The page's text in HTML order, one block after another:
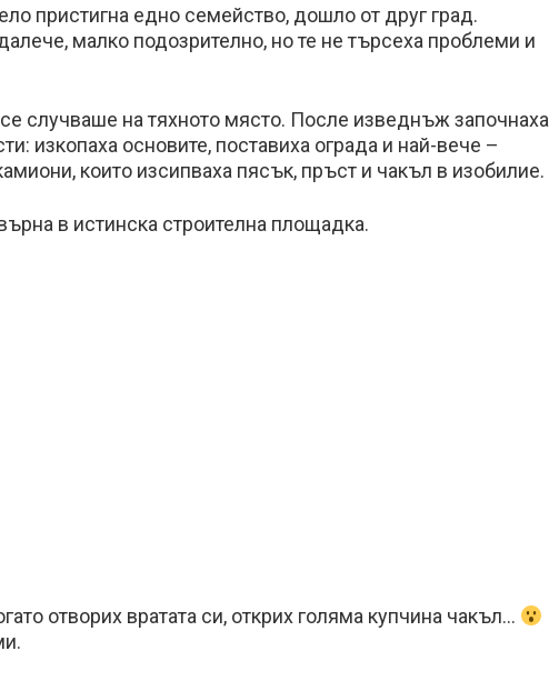
пристигна едно семейство, дошло от друг град.
малко подозрително, но те не търсеха проблеми и
случваше на тяхното място. После изведнъж започнаха
изкопаха основите, поставиха ограда и най-вече –
които изсипваха пясък, пръст и чакъл в изобилие.
в истинска строителна площадка.
отворих вратата си, открих голяма купчина чакъл…